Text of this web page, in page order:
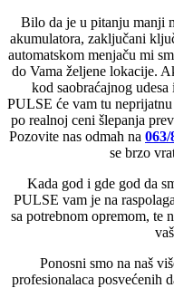
Bilo da je u pitanju manji
akumulatora, zaključani
automatskom menjaču mi
do Vama željene lokacije.
kod saobraćajnog
PULSE će vam tu
po realnoj ceni šlepanja
Pozovite nas odmah na 063/
se brzo
Kada god i gde god da
PULSE vam je na
sa potrebnom opremom, te
Ponosni smo na naš
profesionalaca posvećenih